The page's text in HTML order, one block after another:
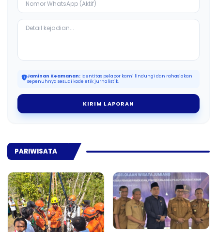
Jaminan Keamanan: Identitas pelapor kami lindungi dan rahasiakan
sepenuhnya sesuai kode etik jurnalistik.
KIRIM LAPORAN
PARIWISATA